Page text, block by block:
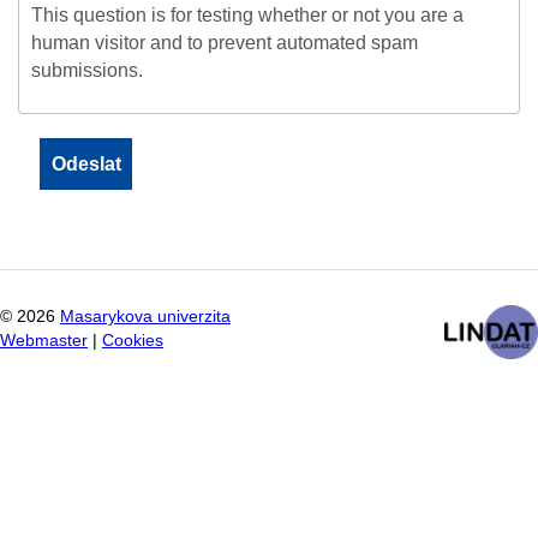
This question is for testing whether or not you are a
human visitor and to prevent automated spam
submissions.
© 2026 Masarykova univerzita
Webmaster
Cookies